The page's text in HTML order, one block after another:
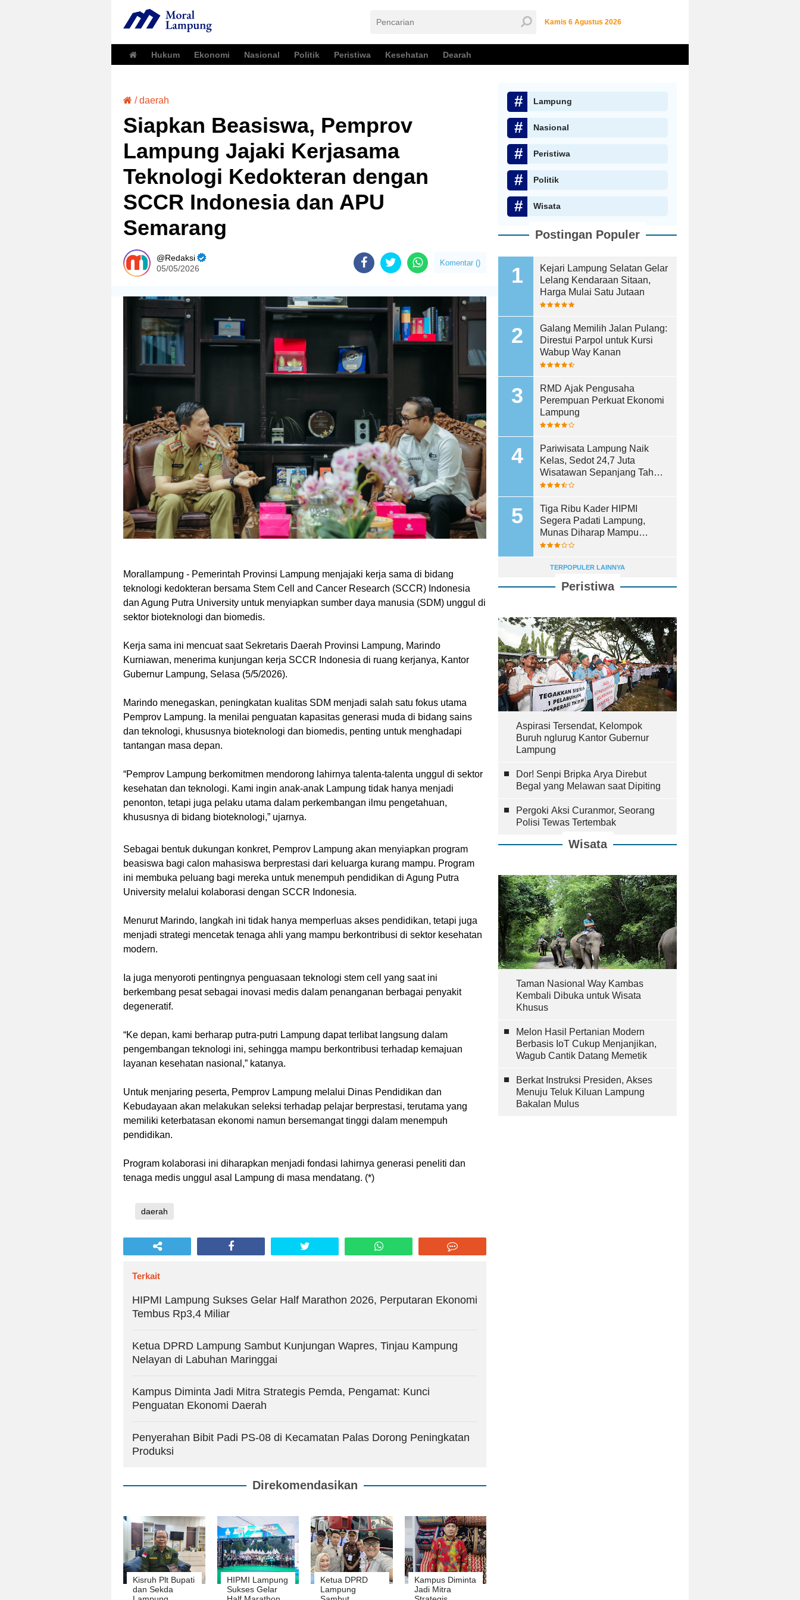
Kamis 6 Agustus 2026
Hukum Ekonomi Nasional Politik Peristiwa Kesehatan Dearah
/daerah
Siapkan Beasiswa, Pemprov
Lampung Jajaki Kerjasama
Teknologi Kedokteran dengan
SCCR Indonesia dan APU
Semarang
Redaksi
05/05/2026
Komentar ()
Morallampung - Pemerintah Provinsi Lampung menjajaki kerja sama di bidang
teknologi kedokteran bersama Stem Cell and Cancer Research (SCCR) Indonesia
dan Agung Putra University untuk menyiapkan sumber daya manusia (SDM) unggul di
sektor bioteknologi dan biomedis.
Kerja sama ini mencuat saat Sekretaris Daerah Provinsi Lampung, Marindo
Kurniawan, menerima kunjungan kerja SCCR Indonesia di ruang kerjanya, Kantor
Gubernur Lampung, Selasa (5/5/2026).
Marindo menegaskan, peningkatan kualitas SDM menjadi salah satu fokus utama
Pemprov Lampung. Ia menilai penguatan kapasitas generasi muda di bidang sains
dan teknologi, khususnya bioteknologi dan biomedis, penting untuk menghadapi
tantangan masa depan.
“Pemprov Lampung berkomitmen mendorong lahirnya talenta-talenta unggul di sektor
kesehatan dan teknologi. Kami ingin anak-anak Lampung tidak hanya menjadi
penonton, tetapi juga pelaku utama dalam perkembangan ilmu pengetahuan,
khususnya di bidang bioteknologi,” ujarnya.
Sebagai bentuk dukungan konkret, Pemprov Lampung akan menyiapkan program
beasiswa bagi calon mahasiswa berprestasi dari keluarga kurang mampu. Program
ini membuka peluang bagi mereka untuk menempuh pendidikan di Agung Putra
University melalui kolaborasi dengan SCCR Indonesia.
Menurut Marindo, langkah ini tidak hanya memperluas akses pendidikan, tetapi juga
menjadi strategi mencetak tenaga ahli yang mampu berkontribusi di sektor kesehatan
modern.
Ia juga menyoroti pentingnya penguasaan teknologi stem cell yang saat ini
berkembang pesat sebagai inovasi medis dalam penanganan berbagai penyakit
degeneratif.
“Ke depan, kami berharap putra-putri Lampung dapat terlibat langsung dalam
pengembangan teknologi ini, sehingga mampu berkontribusi terhadap kemajuan
layanan kesehatan nasional,” katanya.
Untuk menjaring peserta, Pemprov Lampung melalui Dinas Pendidikan dan
Kebudayaan akan melakukan seleksi terhadap pelajar berprestasi, terutama yang
memiliki keterbatasan ekonomi namun bersemangat tinggi dalam menempuh
pendidikan.
Program kolaborasi ini diharapkan menjadi fondasi lahirnya generasi peneliti dan
tenaga medis unggul asal Lampung di masa mendatang. (*)
daerah
Terkait
HIPMI Lampung Sukses Gelar Half Marathon 2026, Perputaran Ekonomi
Tembus Rp3,4 Miliar
Ketua DPRD Lampung Sambut Kunjungan Wapres, Tinjau Kampung
Nelayan di Labuhan Maringgai
Kampus Diminta Jadi Mitra Strategis Pemda, Pengamat: Kunci
Penguatan Ekonomi Daerah
Penyerahan Bibit Padi PS-08 di Kecamatan Palas Dorong Peningkatan
Produksi
Direkomendasikan
Kisruh Plt Bupati
dan Sekda
HIPMI Lampung
Sukses Gelar
Ketua DPRD
Lampung
Kampus Diminta
Jadi Mitra
Lampung
Nasional
Peristiwa
Politik
Wisata
Postingan Populer
Kejari Lampung Selatan Gelar
Lelang Kendaraan Sitaan,
Harga Mulai Satu Jutaan
Galang Memilih Jalan Pulang:
Direstui Parpol untuk Kursi
Wabup Way Kanan
RMD Ajak Pengusaha
Perempuan Perkuat Ekonomi
Lampung
Pariwisata Lampung Naik
Kelas, Sedot 24,7 Juta
Wisatawan Sepanjang Tahun
2025
Tiga Ribu Kader HIPMI
Segera Padati Lampung,
Munas Diharap Mampu
Lahirkan Pemimpin Terbaik
TERPOPULER LAINNYA
Peristiwa
Aspirasi Tersendat, Kelompok
Buruh nglurug Kantor Gubernur
Lampung
Dor! Senpi Bripka Arya Direbut
Begal yang Melawan saat Dipiting
Pergoki Aksi Curanmor, Seorang
Polisi Tewas Tertembak
Wisata
Taman Nasional Way Kambas
Kembali Dibuka untuk Wisata
Khusus
Melon Hasil Pertanian Modern
Berbasis IoT Cukup Menjanjikan,
Wagub Cantik Datang Memetik
Berkat Instruksi Presiden, Akses
Menuju Teluk Kiluan Lampung
Bakalan Mulus